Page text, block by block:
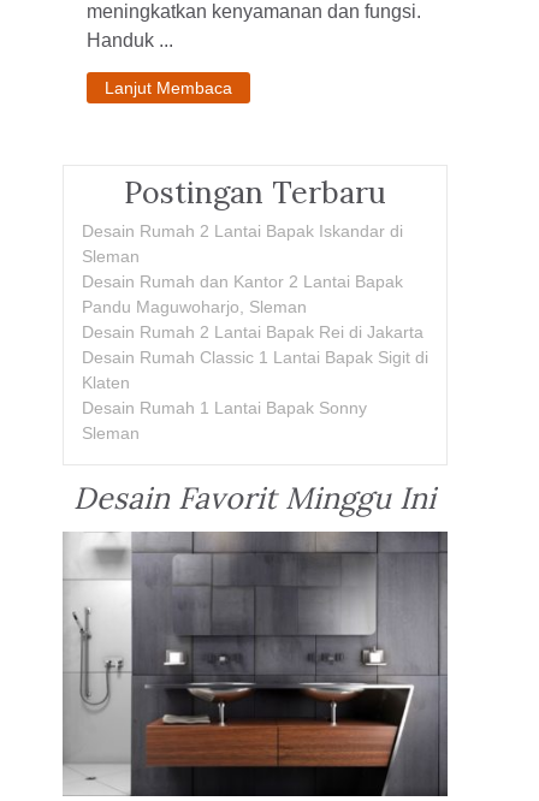
meningkatkan kenyamanan dan fungsi.
Handuk ...
Lanjut Membaca
Postingan Terbaru
Desain Rumah 2 Lantai Bapak Iskandar di
Sleman
Desain Rumah dan Kantor 2 Lantai Bapak
Pandu Maguwoharjo, Sleman
Desain Rumah 2 Lantai Bapak Rei di Jakarta
Desain Rumah Classic 1 Lantai Bapak Sigit di
Klaten
Desain Rumah 1 Lantai Bapak Sonny
Sleman
Desain Favorit Minggu Ini